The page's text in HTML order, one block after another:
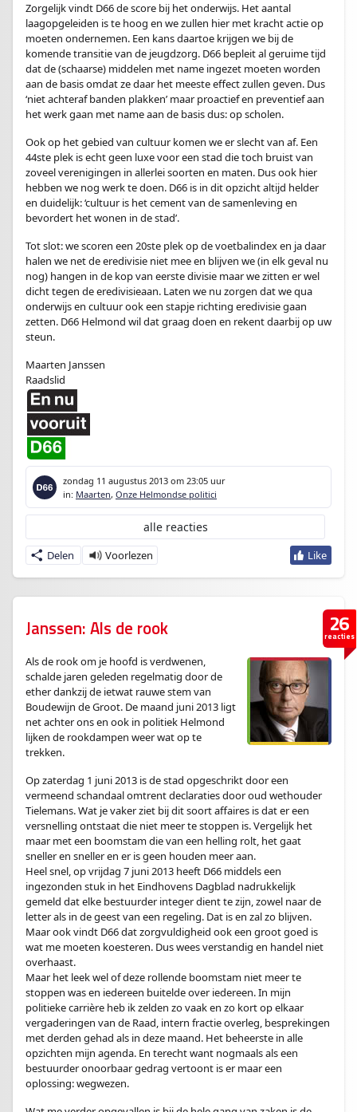
Zorgelijk vindt D66 de score bij het onderwijs. Het aantal
laagopgeleiden is te hoog en we zullen hier met kracht actie op
moeten ondernemen. Een kans daartoe krijgen we bij de
komende transitie van de jeugdzorg. D66 bepleit al geruime tijd
dat de (schaarse) middelen met name ingezet moeten worden
aan de basis omdat ze daar het meeste effect zullen geven. Dus
‘niet achteraf banden plakken’ maar proactief en preventief aan
het werk gaan met name aan de basis dus: op scholen.
Ook op het gebied van cultuur komen we er slecht van af. Een
44ste plek is echt geen luxe voor een stad die toch bruist van
zoveel verenigingen in allerlei soorten en maten. Dus ook hier
hebben we nog werk te doen. D66 is in dit opzicht altijd helder
en duidelijk: ‘cultuur is het cement van de samenleving en
bevordert het wonen in de stad’.
Tot slot: we scoren een 20ste plek op de voetbalindex en ja daar
halen we net de eredivisie niet mee en blijven we (in elk geval nu
nog) hangen in de kop van eerste divisie maar we zitten er wel
dicht tegen de eredivisieaan. Laten we nu zorgen dat we qua
onderwijs en cultuur ook een stapje richting eredivisie gaan
zetten. D66 Helmond wil dat graag doen en rekent daarbij op uw
steun.
Maarten Janssen
Raadslid
zondag 11 augustus 2013 om 23:05 uur
in: Maarten, Onze Helmondse politici
Delen
alle reacties
26
reacties
Janssen: Als de rook
Als de rook om je hoofd is verdwenen,
schalde jaren geleden regelmatig door de
ether dankzij de ietwat rauwe stem van
Boudewijn de Groot. De maand juni 2013 ligt
net achter ons en ook in politiek Helmond
lijken de rookdampen weer wat op te
trekken.
Op zaterdag 1 juni 2013 is de stad opgeschrikt door een
vermeend schandaal omtrent declaraties door oud wethouder
Tielemans. Wat je vaker ziet bij dit soort affaires is dat er een
versnelling ontstaat die niet meer te stoppen is. Vergelijk het
maar met een boomstam die van een helling rolt, het gaat
sneller en sneller en er is geen houden meer aan.
Heel snel, op vrijdag 7 juni 2013 heeft D66 middels een
ingezonden stuk in het Eindhovens Dagblad nadrukkelijk
gemeld dat elke bestuurder integer dient te zijn, zowel naar de
letter als in de geest van een regeling. Dat is en zal zo blijven.
Maar ook vindt D66 dat zorgvuldigheid ook een groot goed is
wat me moeten koesteren. Dus wees verstandig en handel niet
overhaast.
Maar het leek wel of deze rollende boomstam niet meer te
stoppen was en iedereen buitelde over iedereen. In mijn
politieke carrière heb ik zelden zo vaak en zo kort op elkaar
vergaderingen van de Raad, intern fractie overleg, besprekingen
met derden gehad als in deze maand. Het beheerste in alle
opzichten mijn agenda. En terecht want nogmaals als een
bestuurder onoorbaar gedrag vertoont is er maar een
oplossing: wegwezen.